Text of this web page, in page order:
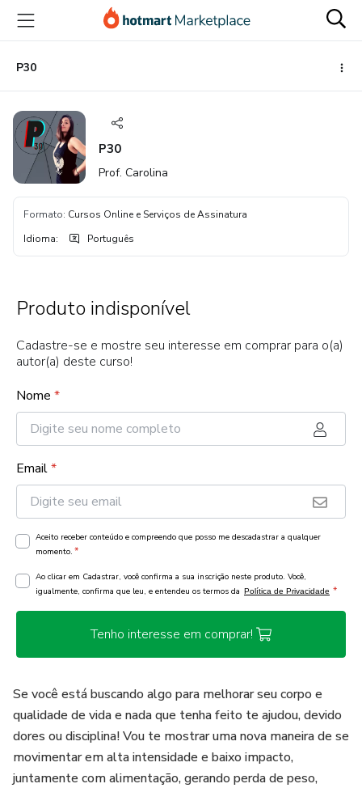
para
conteúdo
principal
para
pagamento
para
rodapé
P30
P30
Prof. Carolina
Formato: Cursos Online e Serviços de Assinatura
Idioma: Português
Produto indisponível
Cadastre-se e mostre seu interesse em comprar para o(a)
autor(a) deste curso!
Nome *
Email*
Aceito receber conteúdo e compreendo que posso me descadastrar a qualquer
momento. *
Ao clicar em Cadastrar, você confirma a sua inscrição neste produto. Você,
igualmente, confirma que leu, e entendeu os termos da Política de Privacidade *
Tenho interesse em comprar!
Se você está buscando algo para melhorar seu corpo e
qualidade de vida e nada que tenha feito te ajudou, devido
dores ou disciplina! Vou te mostrar uma nova maneira de se
movimentar em alta intensidade e baixo impacto,
juntamente com alimentação, gerando perda de peso,